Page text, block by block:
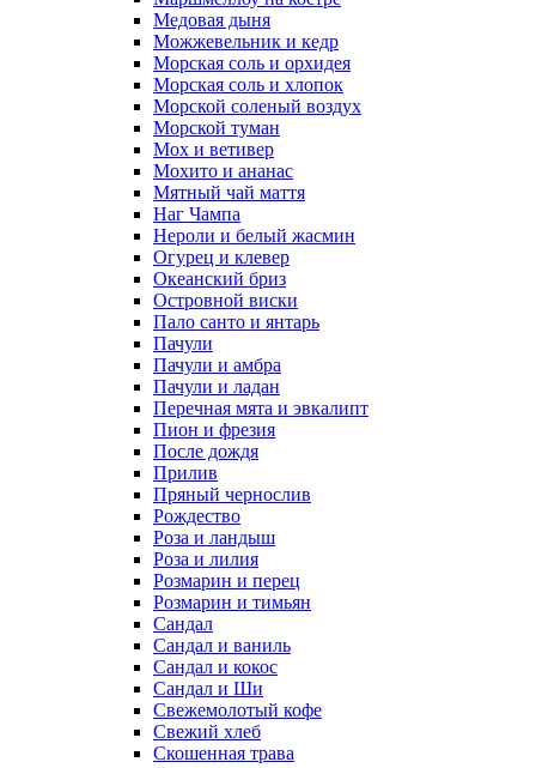
Медовая дыня
Можжевельник и кедр
Морская соль и орхидея
Морская соль и хлопок
Морской соленый воздух
Морской туман
Мох и ветивер
Мохито и ананас
Мятный чай маття
Наг Чампа
Нероли и белый жасмин
Огурец и клевер
Океанский бриз
Островной виски
Пало санто и янтарь
Пачули
Пачули и амбра
Пачули и ладан
Перечная мята и эвкалипт
Пион и фрезия
После дождя
Прилив
Пряный чернослив
Рождество
Роза и ландыш
Роза и лилия
Розмарин и перец
Розмарин и тимьян
Сандал
Сандал и ваниль
Сандал и кокос
Сандал и Ши
Свежемолотый кофе
Свежий хлеб
Скошенная трава